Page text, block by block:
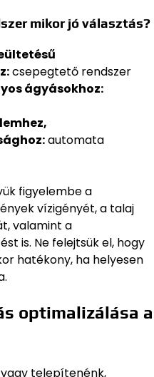
mikor jó választás?
csepegtető rendszer
ágyásokhoz:
automata
figyelembe a
vízigényét, a talaj
valamint a
is. Ne felejtsük el, hogy
hatékony, ha helyesen
optimalizálása a
telepítenénk,